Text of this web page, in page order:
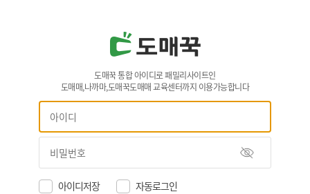
도매꾹 통합 아이디로 패밀리사이트인
도매매,나까마,도매꾹도매매 교육센터까지 이용가능합니다
아이디저장 자동로그인